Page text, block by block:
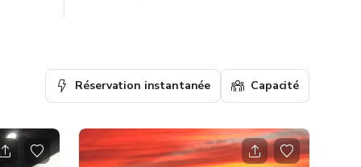
Réservation instantanée Capacité